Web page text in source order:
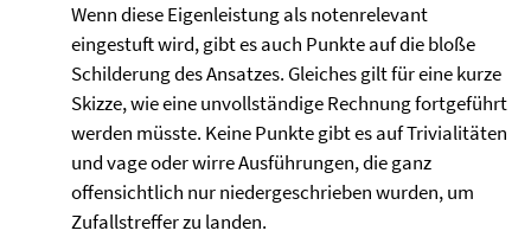
Wenn diese Eigenleistung als notenrelevant
eingestuft wird, gibt es auch Punkte auf die bloße
Schilderung des Ansatzes. Gleiches gilt für eine kurze
Skizze, wie eine unvollständige Rechnung fortgeführt
werden müsste. Keine Punkte gibt es auf Trivialitäten
und vage oder wirre Ausführungen, die ganz
offensichtlich nur niedergeschrieben wurden, um
Zufallstreffer zu landen.